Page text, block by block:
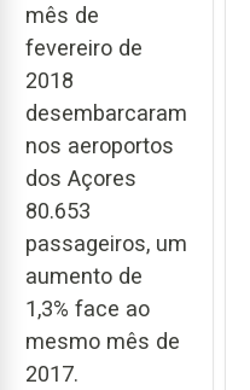
mês de
fevereiro de
2018
desembarcaram
nos aeroportos
dos Açores
80.653
passageiros, um
aumento de
1,3% face ao
mesmo mês de
2017.